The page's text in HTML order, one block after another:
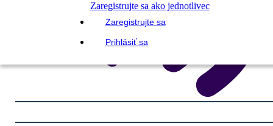
Zaregistrujte sa ako jednotlivec
Zaregistrujte sa
Prihlásiť sa